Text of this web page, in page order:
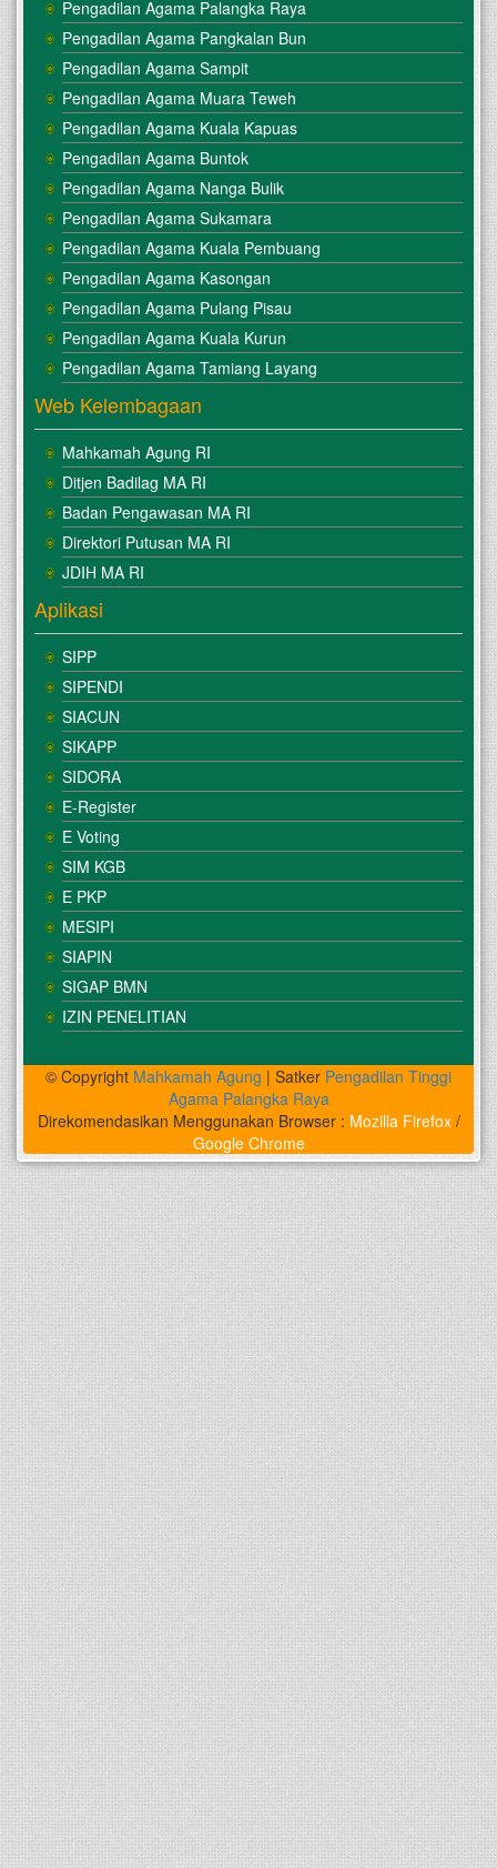
Pengadilan Agama Palangka Raya
Pengadilan Agama Pangkalan Bun
Pengadilan Agama Sampit
Pengadilan Agama Muara Teweh
Pengadilan Agama Kuala Kapuas
Pengadilan Agama Buntok
Pengadilan Agama Nanga Bulik
Pengadilan Agama Sukamara
Pengadilan Agama Kuala Pembuang
Pengadilan Agama Kasongan
Pengadilan Agama Pulang Pisau
Pengadilan Agama Kuala Kurun
Pengadilan Agama Tamiang Layang
Web Kelembagaan
Mahkamah Agung RI
Ditjen Badilag MA RI
Badan Pengawasan MA RI
Direktori Putusan MA RI
JDIH MA RI
Aplikasi
SIPP
SIPENDI
SIACUN
SIKAPP
SIDORA
E-Register
E Voting
SIM KGB
E PKP
MESIPI
SIAPIN
SIGAP BMN
IZIN PENELITIAN
© Copyright Mahkamah Agung | Satker Pengadilan Tinggi
Agama Palangka Raya
Direkomendasikan Menggunakan Browser : Mozilla Firefox/
Google Chrome